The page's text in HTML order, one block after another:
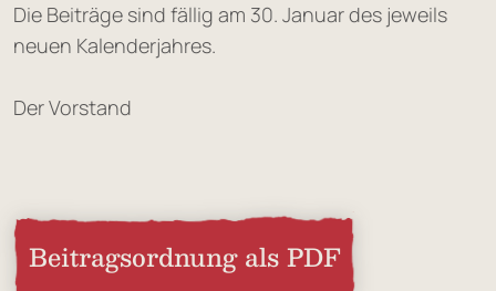
Die Beiträge sind fällig am 30. Januar des jeweils
neuen Kalenderjahres.
Der Vorstand
Beitragsordnung als PDF